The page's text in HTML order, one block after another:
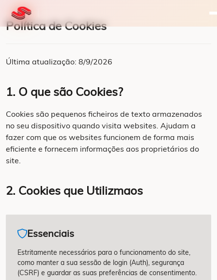
Política de Cookies
Última atualização: 8/9/2026
1. O que são Cookies?
Cookies são pequenos ficheiros de texto armazenados
no seu dispositivo quando visita websites. Ajudam a
fazer com que os websites funcionem de forma mais
eficiente e fornecem informações aos proprietários do
site.
2. Cookies que Utilizmaos
Essenciais
Estritamente necessários para o funcionamento do site,
como manter a sua sessão de login (Auth), segurança
(CSRF) e guardar as suas preferências de consentimento.